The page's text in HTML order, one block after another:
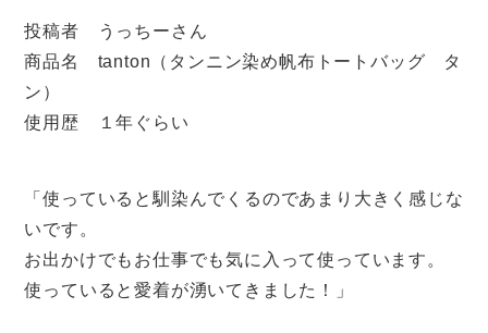
投稿者 うっちーさん
商品名 tanton（タンニン染め帆布トートバッグ タ
ン）
使用歴 １年ぐらい
「使っていると馴染んでくるのであまり大きく感じな
いです。
お出かけでもお仕事でも気に入って使っています。
使っていると愛着が湧いてきました！」